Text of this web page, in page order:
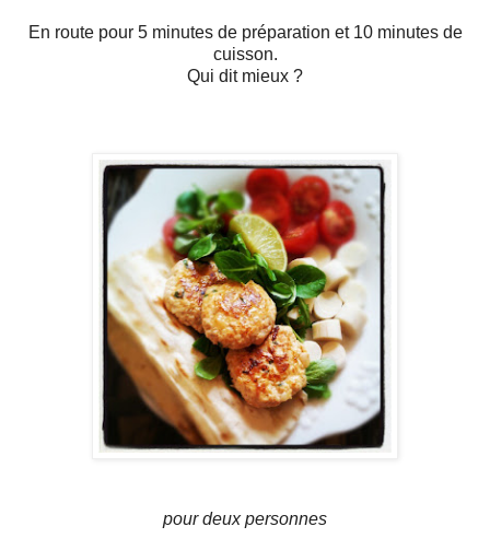
En route pour 5 minutes de préparation et 10 minutes de
cuisson.
Qui dit mieux ?
pour deux personnes